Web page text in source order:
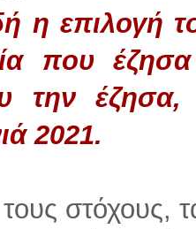
η επιλογή
που
την έζησα,
2021.
τους στόχους,